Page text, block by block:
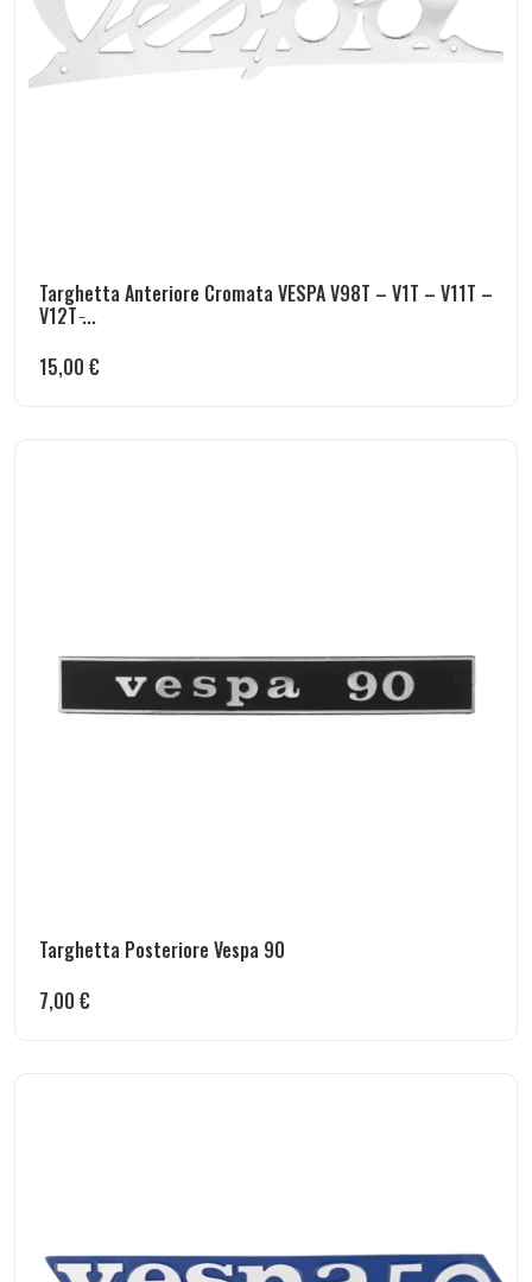
Targhetta Anteriore Cromata VESPA V98T – V1T – V11T –
V12T ̵...
15,00 €
Targhetta Posteriore Vespa 90
7,00 €